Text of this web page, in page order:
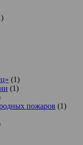
(1)
(1)
пожаров (1)